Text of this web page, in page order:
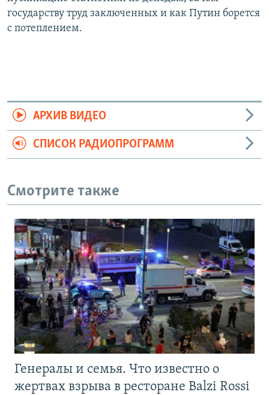
государству труд заключенных и как Путин борется
с потеплением.
АРХИВ ВИДЕО
СПИСОК РАДИОПРОГРАММ
Смотрите также
Генералы и семья. Что известно о
жертвах взрыва в ресторане Balzi Rossi